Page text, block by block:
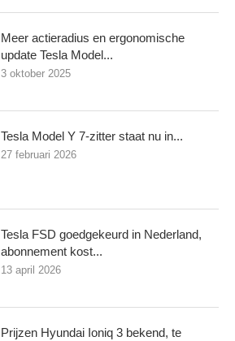
Meer actieradius en ergonomische
update Tesla Model...
3 oktober 2025
Tesla Model Y 7-zitter staat nu in...
27 februari 2026
Tesla FSD goedgekeurd in Nederland,
abonnement kost...
13 april 2026
Prijzen Hyundai Ioniq 3 bekend, te